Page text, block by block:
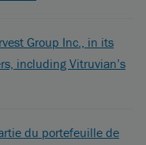
Group Inc., in its
including Vitruvian’s
du portefeuille de